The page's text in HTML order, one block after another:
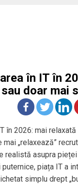
în IT în
doar mai
în 2026: mai
„relaxează”
realistă asupra
piața IT a
simplu drept